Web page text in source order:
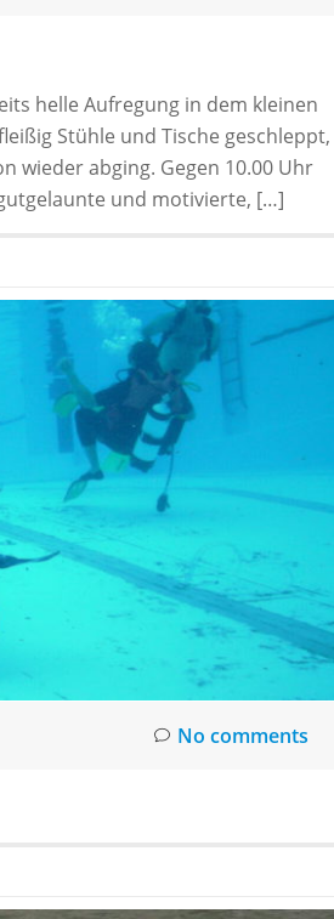
helle Aufregung in dem kleinen
Stühle und Tische geschleppt,
wieder abging. Gegen 10.00 Uhr
und motivierte, […]
No comments